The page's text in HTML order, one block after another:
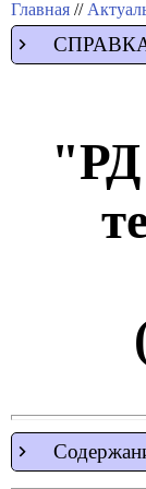
Главная //
"РД